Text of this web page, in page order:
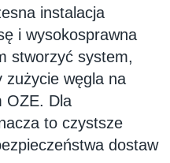
instalacja
i wysokosprawna
stworzyć system,
zużycie węgla na
OZE. Dla
to czystsze
dostaw